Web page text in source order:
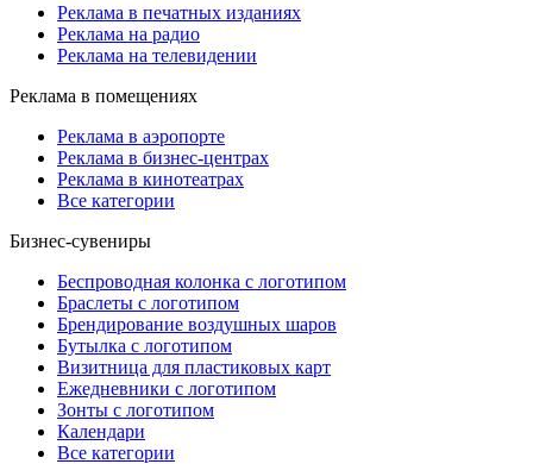
Реклама в печатных изданиях
Реклама на радио
Реклама на телевидении
Реклама в помещениях
Реклама в аэропорте
Реклама в бизнес-центрах
Реклама в кинотеатрах
Все категории
Бизнес-сувениры
Беспроводная колонка с логотипом
Браслеты с логотипом
Брендирование воздушных шаров
Бутылка с логотипом
Визитница для пластиковых карт
Ежедневники с логотипом
Зонты с логотипом
Календари
Все категории